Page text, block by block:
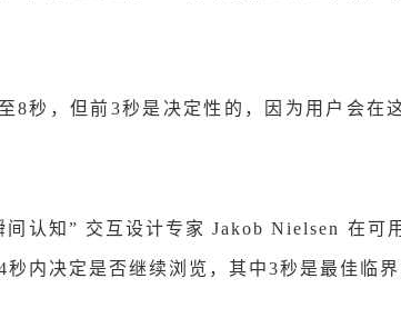
8秒，但前3秒是决定性的，因为用户会在
间认知” 交互设计专家 Jakob Nielsen 在可
内决定是否继续浏览，其中3秒是最佳临界